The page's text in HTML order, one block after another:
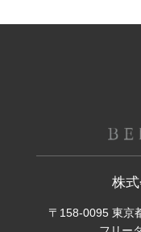
株
〒158-0095 東京